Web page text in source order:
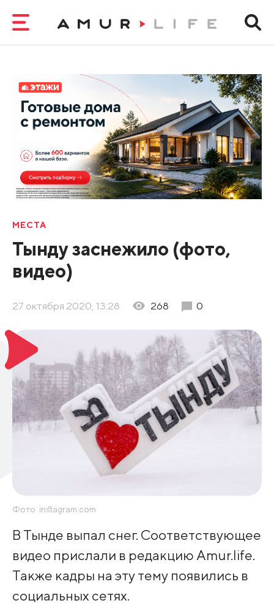
МЕСТА
Тынду заснежило (фото,
видео)
27 октября 2020, 13:28 268 0
Фото: instagram.com
В Тынде выпал снег. Соответствующее
видео прислали в редакцию Amur.life.
Также кадры на эту тему появились в
социальных сетях.